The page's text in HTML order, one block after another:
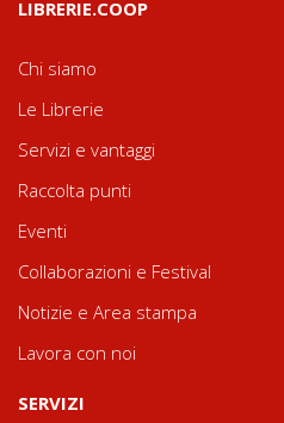
LIBRERIE.COOP
Chi siamo
Le Librerie
Servizi e vantaggi
Raccolta punti
Eventi
Collaborazioni e Festival
Notizie e Area stampa
Lavora con noi
SERVIZI